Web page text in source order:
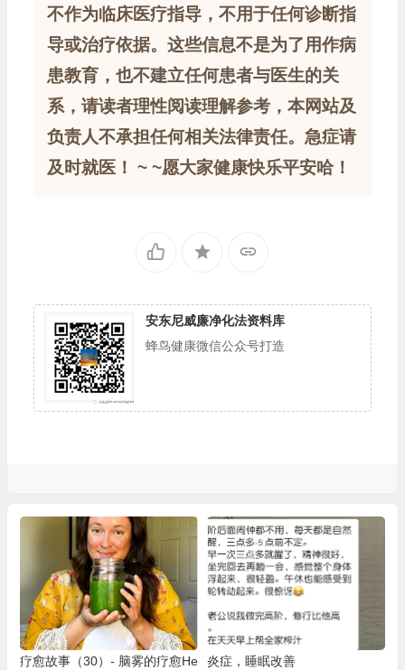
不作为临床医疗指导，不用于任何诊断指
导或治疗依据。这些信息不是为了用作病
患教育，也不建立任何患者与医生的关
系，请读者理性阅读理解参考，本网站及
负责人不承担任何相关法律责任。急症请
及时就医！ ~ ~愿大家健康快乐平安哈！
安东尼威廉净化法资料库
蜂鸟健康微信公众号打造
疗愈故事（30）- 脑雾的疗愈He
炎症，睡眠改善